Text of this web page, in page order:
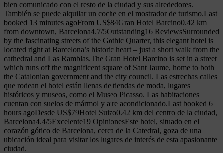
bien comunicado con el resto de la ciudad y sus alrededores.
También se puede alquilar un coche en el mostrador de turismo.Last
booked 13 minutes agoFrom US$84Gran Hotel Barcino0.42 km
from downtown, Barcelona4.7/5Outstanding16 ReviewsSurrounded
by the fascinating streets of the Gothic Quarter, this elegant hotel is
located right at Barcelona’s historic heart – just a short walk from the
cathedral and Las Ramblas.The Gran Hotel Barcino is set in a street
which runs off the magnificent square of Sant Jaume, home to both
the Catalonian government and the city council. Las estrechas calles
que rodean el hotel están llenas de tiendas de moda, lugares
históricos y museos, como el Museo Picasso. Las habitaciones
cuentan con suelos de mármol y aire acondicionado.Last booked 6
hours agoDesde US$79Hotel Suizo0.42 km del centro de la ciudad,
Barcelona4.4/5Excelente19 OpinionesEste hotel, situado en el
corazón gótico de Barcelona, cerca de la Catedral, goza de una
ubicación ideal para visitar los lugares de interés de esta apasionante
ciudad.